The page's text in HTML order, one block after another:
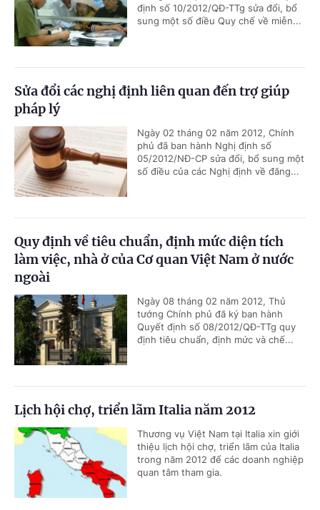
định số 10/2012/QĐ-TTg sửa đổi, bổ
sung một số điều Quy chế về miễn...
Sửa đổi các nghị định liên quan đến trợ giúp
pháp lý
Ngày 02 tháng 02 năm 2012, Chính
phủ đã ban hành Nghị định số
05/2012/NĐ-CP sửa đổi, bổ sung một
số điều của các Nghị định về đăng...
Quy định về tiêu chuẩn, định mức diện tích
làm việc, nhà ở của Cơ quan Việt Nam ở nước
ngoài
Ngày 08 tháng 02 năm 2012, Thủ
tướng Chính phủ đã ký ban hành
Quyết định số 08/2012/QĐ-TTg quy
định tiêu chuẩn, định mức và chế...
Lịch hội chợ, triển lãm Italia năm 2012
Thương vụ Việt Nam tại Italia xin giới
thiệu lịch hội chợ, triển lãm của Italia
trong năm 2012 để các doanh nghiệp
quan tâm tham gia.